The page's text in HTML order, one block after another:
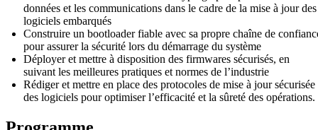
données et les communications dans le cadre de la mise à jour des
logiciels embarqués
Construire un bootloader fiable avec sa propre chaîne de
pour assurer la sécurité lors du démarrage du système
Déployer et mettre à disposition des firmwares sécurisés, en
suivant les meilleures pratiques et normes de l’industrie
Rédiger et mettre en place des protocoles de mise à jour sécurisée
des logiciels pour optimiser l’efficacité et la sûreté des opérations.